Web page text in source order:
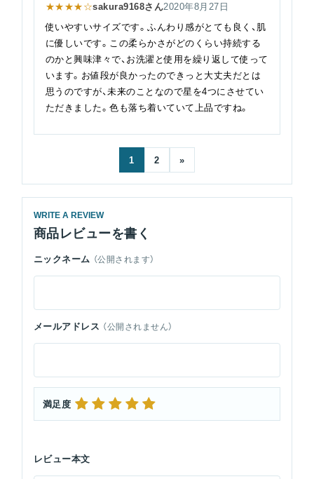
★★★★☆sakura9168さん2020年8月27日
使いやすいサイズです。ふんわり感がとても良く、肌
に優しいです。この柔らかさがどのくらい持続する
のかと興味津々で、お洗濯と使用を繰り返して使って
います。お値段が良かったのできっと大丈夫だとは
思うのですが、未来のことなので星を4つにさせてい
ただきました。色も落ち着いていて上品ですね。
1 2 »
WRITE A REVIEW
商品レビューを書く
ニックネーム （公開されます）
メールアドレス （公開されません）
満足度
レビュー本文